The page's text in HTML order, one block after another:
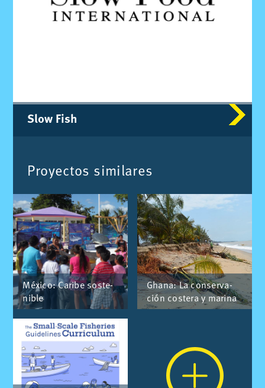
Slow Fish
Pro­yec­tos si­mi­la­res
Mé­xi­co: Ca­ri­be sos­te­
ni­ble
Gha­na: La con­ser­va­
ción cos­te­ra y ma­ri­na